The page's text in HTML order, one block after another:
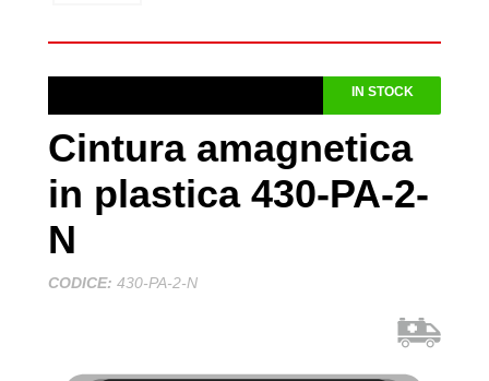
IN STOCK
Cintura amagnetica
in plastica 430-PA-2-
N
CODICE: 430-PA-2-N